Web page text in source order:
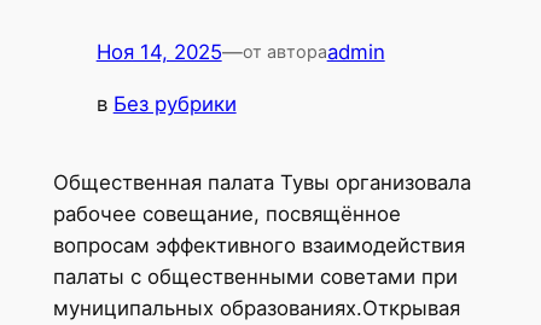
Ноя 14, 2025—от автораadmin
в Без рубрики
Общественная палата Тувы организовала
рабочее совещание, посвящённое
вопросам эффективного взаимодействия
палаты с общественными советами при
муниципальных образованиях.Открывая